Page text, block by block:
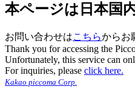
本ページは日本国
お問い合わせはこちらからお
Thank you for accessing the
Unfortunately, this service can
For inquiries, please click here.
Kakao piccoma Corp.